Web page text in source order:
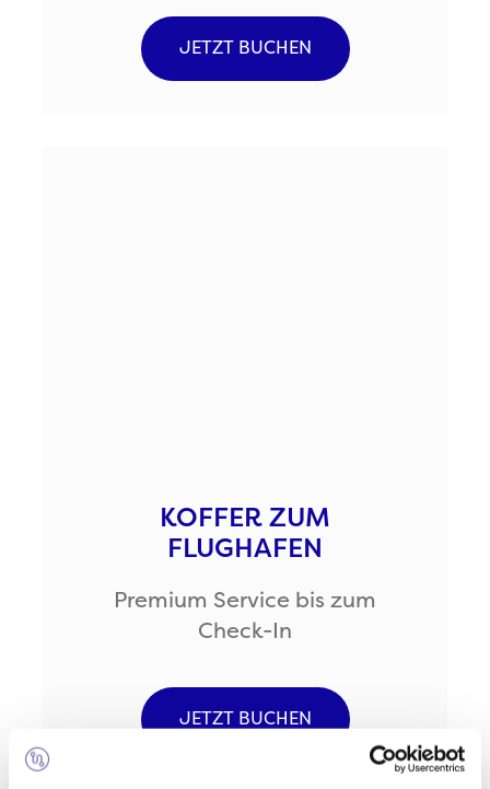
JETZT BUCHEN
KOFFER ZUM
FLUGHAFEN
Premium Service bis zum
Check-In
JETZT BUCHEN